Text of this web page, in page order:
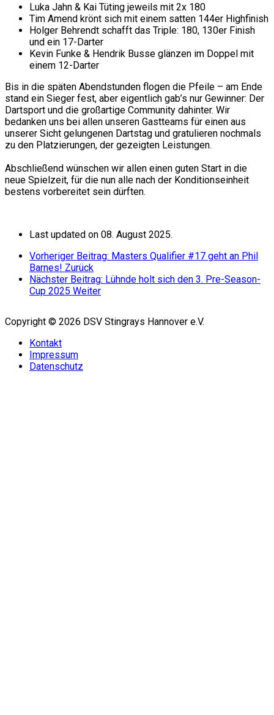
Luka Jahn & Kai Tüting jeweils mit 2x 180
Tim Amend krönt sich mit einem satten 144er Highfinish
Holger Behrendt schafft das Triple: 180, 130er Finish
und ein 17-Darter
Kevin Funke & Hendrik Busse glänzen im Doppel mit
einem 12-Darter
Bis in die späten Abendstunden flogen die Pfeile – am Ende
stand ein Sieger fest, aber eigentlich gab’s nur Gewinner: Der
Dartsport und die großartige Community dahinter. Wir
bedanken uns bei allen unseren Gastteams für einen aus
unserer Sicht gelungenen Dartstag und gratulieren nochmals
zu den Platzierungen, der gezeigten Leistungen.
Abschließend wünschen wir allen einen guten Start in die
neue Spielzeit, für die nun alle nach der Konditionseinheit
bestens vorbereitet sein dürften.
Last updated on 08. August 2025.
Vorheriger Beitrag: Masters Qualifier #17 geht an Phil
Barnes! Zurück
Nächster Beitrag: Lühnde holt sich den 3. Pre-Season-
Cup 2025 Weiter
Copyright © 2026 DSV Stingrays Hannover e.V.
Kontakt
Impressum
Datenschutz